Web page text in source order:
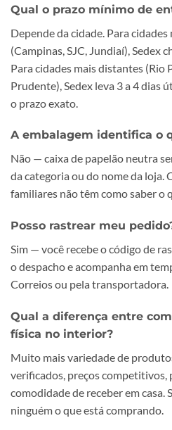
Qual o prazo mínimo de
Depende da cidade. Para
(Campinas, SJC, Jundiaí), Sedex
Para cidades mais distantes (Rio
Prudente), Sedex leva 3 a 4 dias
o prazo exato.
A embalagem identifica o
Não — caixa de papelão neutra
da categoria ou do nome da loja.
familiares não têm como saber o
Posso rastrear meu
Sim — você recebe o código de
o despacho e acompanha em
Correios ou pela transportadora.
Qual a diferença entre
física no interior?
Muito mais variedade de
verificados, preços competitivos,
comodidade de receber em casa.
ninguém o que está comprando.